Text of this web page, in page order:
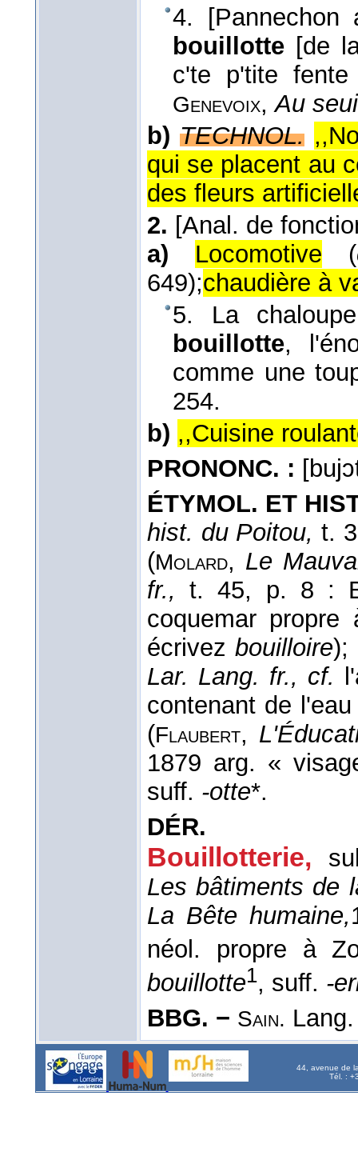
4.
bouillotte [de
c'te p'tite
Genevoix,Au
b) TECHNOL.
qui se placent au
des fleurs
2. [Anal. de
a)
Locomotive (
649);chaudière à
5. La
bouillotte,
comme une
254.
b) ,,Cuisine
PRONONC. :
ÉTYMOL. ET
hist. du Poitou, t.
(Molard, Le
fr., t. 45, p. 8 :
coquemar
écrivezbouilloire);
Lar. Lang. fr., cf.
contenant de
(Flaubert,
1879 arg. «
suff. -otte*.
DÉR.
Bouillotterie,
Les bâtiments de
La Bête humaine,
néol. propre à
bouillotte1, suff. -
BBG. − Sain.
44, avenue de
Tél. :